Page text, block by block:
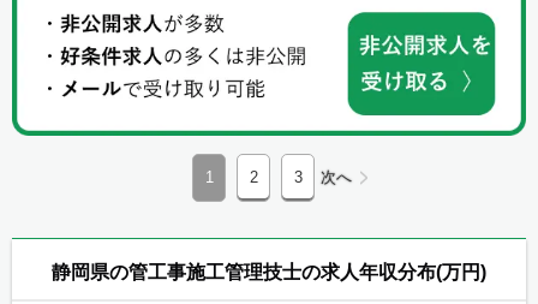
1 2 3 次へ
静岡県の管工事施工管理技士の求人年収分布(万円)